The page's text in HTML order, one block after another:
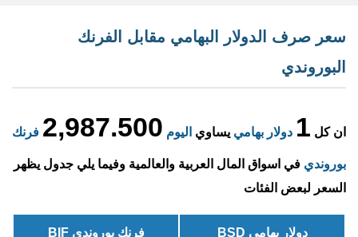
سعر صرف الدولار البهامي مقابل الفرنك
البوروندي
ان كل 1 دولار بهامي يساوي اليوم 2,987.500 فرنك
بوروندي في اسواق المال العربية والعالمية وفيما يلي جدول يظهر
السعر لبعض الفئات
دولار بهامي BSD فرنك بوروندي BIF